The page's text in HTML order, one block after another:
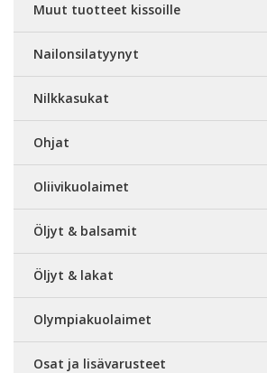
Muut tuotteet kissoille
Nailonsilatyynyt
Nilkkasukat
Ohjat
Oliivikuolaimet
Öljyt & balsamit
Öljyt & lakat
Olympiakuolaimet
Osat ja lisävarusteet